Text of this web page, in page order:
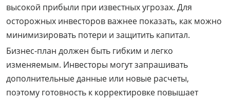
высокой прибыли при известных угрозах. Для
осторожных инвесторов важнее показать, как можно
минимизировать потери и защитить капитал.
Бизнес-план должен быть гибким и легко
изменяемым. Инвесторы могут запрашивать
дополнительные данные или новые расчеты,
поэтому готовность к корректировке повышает